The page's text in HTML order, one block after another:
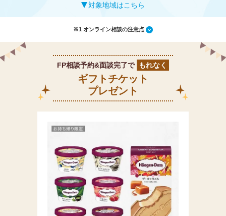
対象地域はこちら
※1 オンライン相談の注意点
FP相談予約&面談完了で もれなく
ギフトチケット
プレゼント